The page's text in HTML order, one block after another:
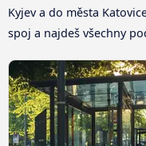
Kyjev a do města
spoj a najdeš všechny